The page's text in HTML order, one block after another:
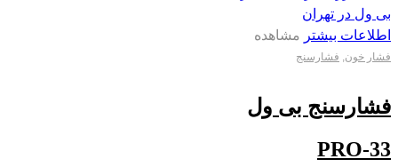
اطلاعات بیشتر مشاهده
فشار خون, فشارسنج
فشارسنج بی ول
PRO-33